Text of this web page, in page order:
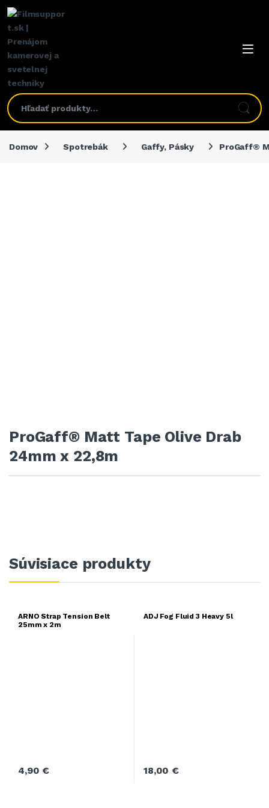
Domov Spotrebák Gaffy, Pásky ProGaff®
ProGaff® Matt Tape Olive Drab
24mm x 22,8m
Súvisiace produkty
ARNO Strap Tension Belt
25mm x 2m
4,90€
ADJ Fog Fluid 3 Heavy 5l
18,00€